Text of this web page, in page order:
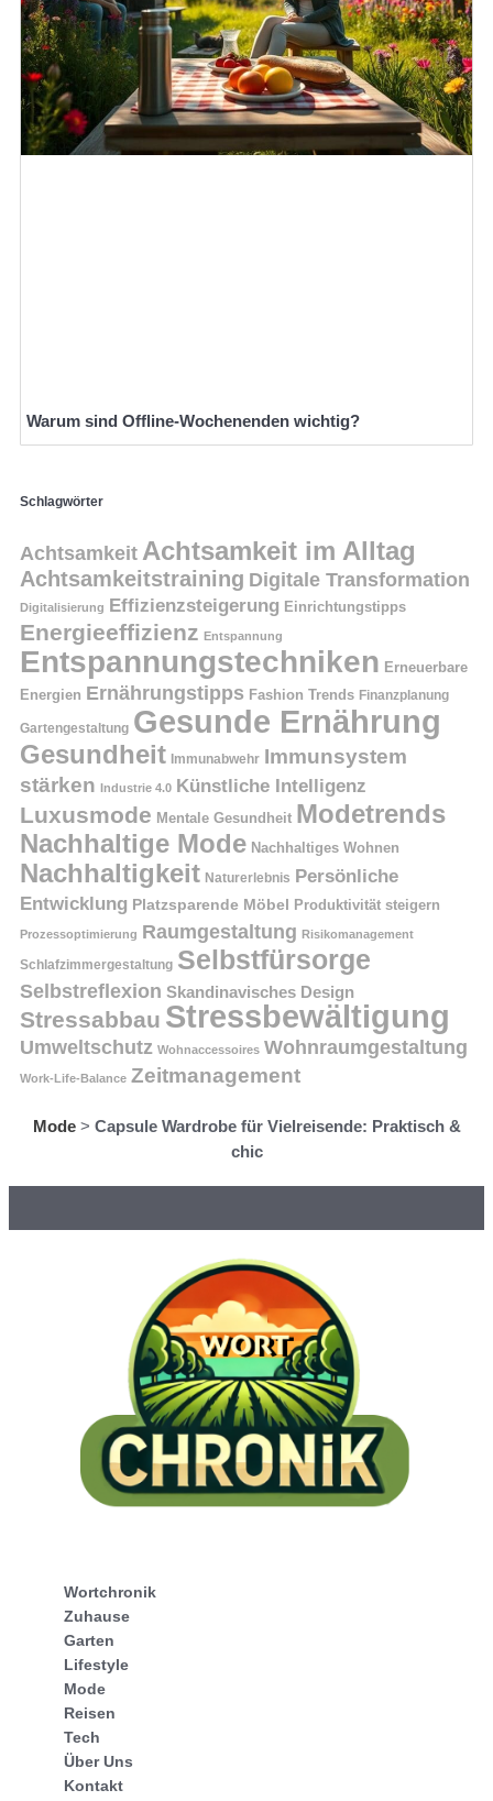
Warum sind Offline-Wochenenden wichtig?
Schlagwörter
Achtsamkeit Achtsamkeit im Alltag
Achtsamkeitstraining Digitale Transformation
Digitalisierung Effizienzsteigerung Einrichtungstipps
Energieeffizienz Entspannung
Entspannungstechniken Erneuerbare
Energien Ernährungstipps Fashion Trends Finanzplanung
Gartengestaltung Gesunde Ernährung
Gesundheit Immunabwehr Immunsystem
stärken
Industrie 4.0 Künstliche Intelligenz
Luxusmode Mentale Gesundheit Modetrends
Nachhaltige Mode Nachhaltiges Wohnen
Nachhaltigkeit Naturerlebnis Persönliche
Entwicklung Platzsparende Möbel Produktivität steigern
Prozessoptimierung Raumgestaltung Risikomanagement
Schlafzimmergestaltung Selbstfürsorge
Selbstreflexion Skandinavisches Design
Stressabbau Stressbewältigung
Umweltschutz Wohnaccessoires Wohnraumgestaltung
Work-Life-Balance Zeitmanagement
Mode> Capsule Wardrobe für Vielreisende: Praktisch &
chic
Wortchronik
Zuhause
Garten
Lifestyle
Mode
Reisen
Tech
Über Uns
Kontakt